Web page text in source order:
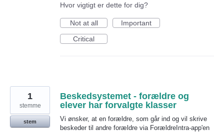
Hvor vigtigt er dette for dig?
Not at all
Important
Critical
Beskedsystemet - forældre og
elever har forvalgte klasser
Vi ønsker, at en forældre, som går ind og vil skrive
beskeder til andre forældre via ForældreIntra-app'en
1
stemme
stem